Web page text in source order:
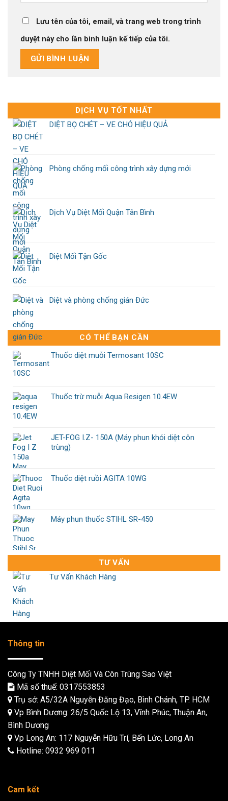
Lưu tên của tôi, email, và trang web trong trình
duyệt này cho lần bình luận kế tiếp của tôi.
DỊCH VỤ TỐT NHẤT
DIỆT BỌ CHÉT – VE CHÓ HIỆU QUẢ
Phòng chống mối công trình xây dựng mới
Dịch Vụ Diệt Mối Quận Tân Bình
Diệt Mối Tận Gốc
Diệt và phòng chống gián Đức
CÓ THỂ BẠN CẦN
Thuốc diệt muỗi Termosant 10SC
Thuốc trừ muỗi Aqua Resigen 10.4EW
JET-FOG I.Z- 150A (Máy phun khói diệt côn
trùng)
Thuốc diệt ruồi AGITA 10WG
Máy phun thuốc STIHL SR-450
TƯ VẤN
Tư Vấn Khách Hàng
Thông tin
Công Ty TNHH Diệt Mối Và Côn Trùng Sao Việt
Mã số thuế: 0317553853
Trụ sở: A5/32A Nguyễn Đăng Đạo, Bình Chánh, TP. HCM
Vp Bình Dương: 26/5 Quốc Lộ 13, Vĩnh Phúc, Thuận An,
Bình Dương
Vp Long An: 117 Nguyễn Hữu Trí, Bến Lức, Long An
Hotline: 0932 969 011
Cam kết